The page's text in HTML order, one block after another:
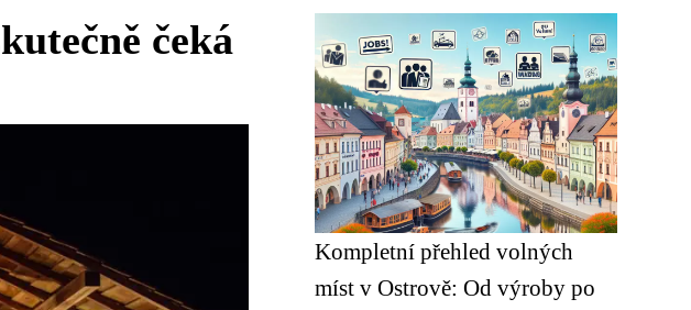
čeká
Kompletní přehled volných
míst v Ostrově: Od výroby po